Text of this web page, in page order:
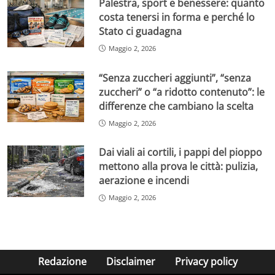
Palestra, sport e benessere: quanto
costa tenersi in forma e perché lo
Stato ci guadagna
Maggio 2, 2026
“Senza zuccheri aggiunti”, “senza
zuccheri” o “a ridotto contenuto”: le
differenze che cambiano la scelta
Maggio 2, 2026
Dai viali ai cortili, i pappi del pioppo
mettono alla prova le città: pulizia,
aerazione e incendi
Maggio 2, 2026
Redazione Disclaimer Privacy policy